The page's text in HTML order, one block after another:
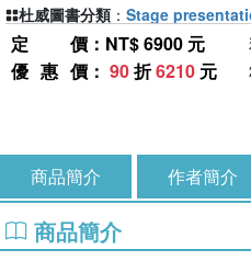
定價 ：NT$ 6900 元
優惠價 ： 90折6210 元
杜威圖書分類 ： Stage
商品簡介 作者簡介
商品簡介